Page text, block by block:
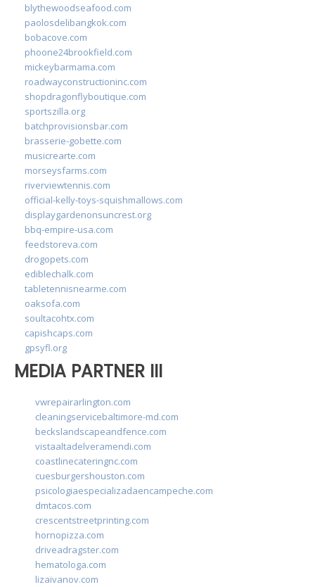
blythewoodseafood.com
paolosdelibangkok.com
bobacove.com
phoone24brookfield.com
mickeybarmama.com
roadwayconstructioninc.com
shopdragonflyboutique.com
sportszilla.org
batchprovisionsbar.com
brasserie-gobette.com
musicrearte.com
morseysfarms.com
riverviewtennis.com
official-kelly-toys-squishmallows.com
displaygardenonsuncrest.org
bbq-empire-usa.com
feedstoreva.com
drogopets.com
ediblechalk.com
tabletennisnearme.com
oaksofa.com
soultacohtx.com
capishcaps.com
gpsyfl.org
MEDIA PARTNER III
vwrepairarlington.com
cleaningservicebaltimore-md.com
beckslandscapeandfence.com
vistaaltadelveramendi.com
coastlinecateringnc.com
cuesburgershouston.com
psicologiaespecializadaencampeche.com
dmtacos.com
crescentstreetprinting.com
hornopizza.com
driveadragster.com
hematologa.com
lizaivanov.com